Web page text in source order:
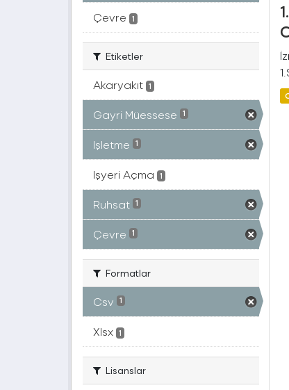
Çevre 1
Etiketler
Akaryakıt 1
Gayri Müessese 1
Işletme 1
Işyeri Açma 1
Ruhsat 1
Çevre 1
Formatlar
Csv 1
Xlsx 1
Lisanslar